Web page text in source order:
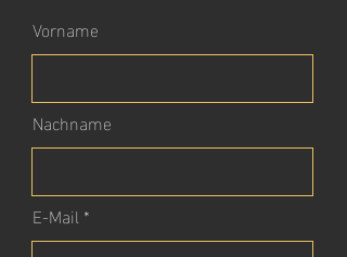
Vorname
Nachname
E-Mail